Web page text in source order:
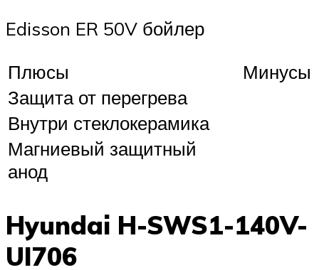
Edisson ER 50V бойлер
Плюсы
Минусы
Защита от перегрева
Внутри стеклокерамика
Магниевый защитный
анод
Hyundai H-SWS1-140V-
UI706